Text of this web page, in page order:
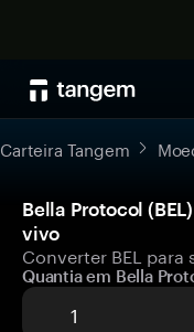
Carteira Tangem
Bella Protocol
vivo
Converter BEL para
Quantia em Bella